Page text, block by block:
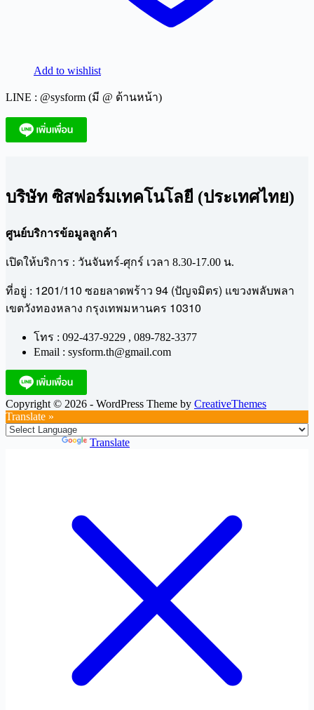
Add to wishlist
LINE : @sysform (มี @ ด้านหน้า)
บริษัท ซิสฟอร์มเทคโนโลยี (ประเทศไทย)
ศูนย์บริการข้อมูลลูกค้า
เปิดให้บริการ : วันจันทร์-ศุกร์ เวลา 8.30-17.00 น.
ที่อยู่ : 1201/110 ซอยลาดพร้าว 94 (ปัญจมิตร) แขวงพลับพลา
เขตวังทองหลาง กรุงเทพมหานคร 10310
โทร : 092-437-9229 , 089-782-3377
Email : sysform.th@gmail.com
Copyright © 2026 - WordPress Theme by CreativeThemes
Translate »
Translate